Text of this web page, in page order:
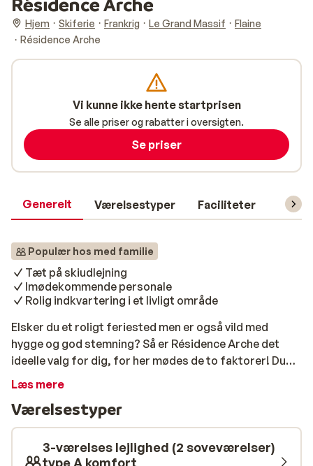
Hjem Skiferie Frankrig Le Grand Massif
Flaine
Résidence Arche
Generelt Værelsestyper Faciliteter
Populær hos med familie
Tæt på skiudlejning
Imødekommende personale
Rolig indkvartering i et livligt område
Elsker du et roligt feriested men er også vild med
hygge og god stemning? Så er Résidence Arche det
ideelle valg for dig, for her mødes de to faktorer! Du
bor i det rolige skovområde og er kun 200 meter fra
og afterski-barer. Rejser du med en sportslig gruppe?
Så skal du selvfølgelig stå ski! Lejlighederne ligger blot
500 meter fra pisterne, og ski-udlejningskontoret er
endnu tættere på. Hvis du skulle være helt udmattet
Læs mere
Værelsestyper
3-værelses lejlighed (2 soveværelser)
type A komfort
Vi kunne ikke hente startprisen
Se alle priser og rabatter i oversigten.
Se priser